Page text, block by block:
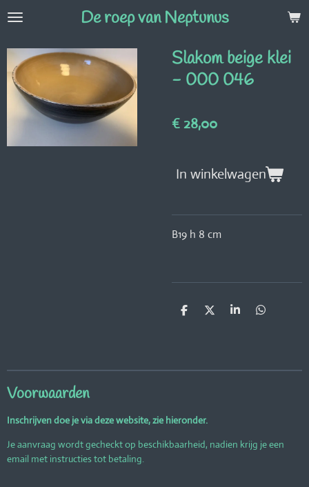
Ga
naar
de
hoofdinhoud
De roep van Neptunus
Slakom beige klei
- 000 046
€ 28,00
In winkelwagen
B19 h 8 cm
D
D
S
D
Voorwaarden
Inschrijven doe je via deze website, zie hieronder.
Je aanvraag wordt gecheckt op beschikbaarheid, nadien krijg je een
email met instructies tot betaling.